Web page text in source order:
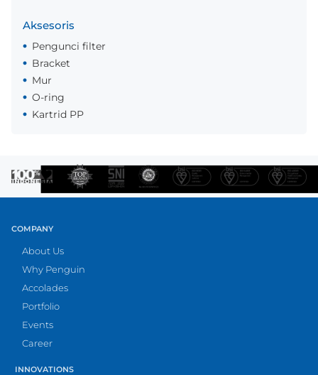
Aksesoris
Pengunci filter
Bracket
Mur
O-ring
Kartrid PP
COMPANY
About Us
Why Penguin
Accolades
Portfolio
Events
Career
INNOVATIONS